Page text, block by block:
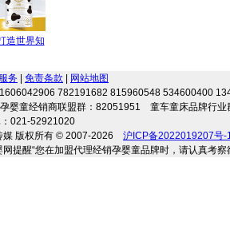
造世界知
务 免责条款
网站地图
782191682 815960548 534600400
婴童经销商联盟群：82051951 童车童床品牌行
021-52921020
版权所有 © 2007-2026 沪ICP备2022019207号-
提醒“您在加盟代理经销孕婴童品牌时，请认真考